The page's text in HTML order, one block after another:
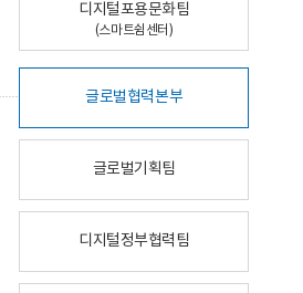
디지털포용문화팀
(스마트쉼센터)
글로벌협력본부
글로벌기획팀
디지털정부협력팀